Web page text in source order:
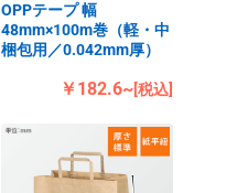
OPPテープ 幅
48mm×100m巻（軽・中
梱包用／0.042mm厚）
￥182.6~[税込]